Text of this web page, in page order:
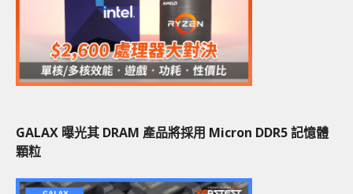
GALAX 曝光其 DRAM 產品將採用 Micron DDR5 記憶體
顆粒